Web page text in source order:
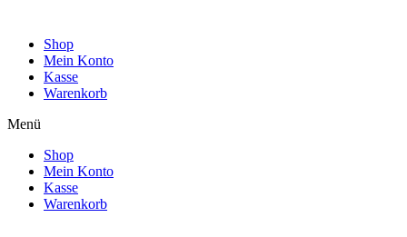
Shop
Mein Konto
Kasse
Warenkorb
Menü
Shop
Mein Konto
Kasse
Warenkorb